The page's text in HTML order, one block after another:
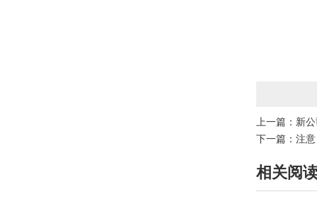
上一篇： 新
下一篇： 注
相关阅